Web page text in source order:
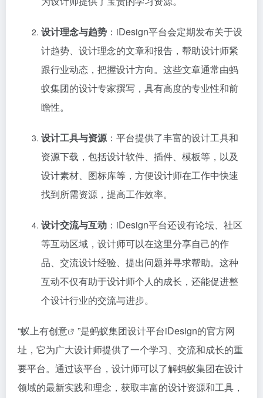
设计理念与趋势 ：iDesign平台会定期发布关于设
计趋势、设计理念的文章和报告，帮助设计师紧
跟行业动态，把握设计方向。这些文章通常由蚂
蚁集团的设计专家撰写，具有高度的专业性和前
瞻性。
设计工具与资源：平台提供了丰富的设计工具和
资源下载，包括设计软件、插件、模板等，以及
设计素材、图标库等，方便设计师在工作中快速
找到所需资源，提高工作效率。
设计交流与互动 ：iDesign平台还设有论坛、社区
等互动区域，设计师可以在这里分享自己的作
品、交流设计经验、提出问题并寻求帮助。这种
互动不仅有助于设计师个人的成长，还能促进整
个设计行业的交流与进步。
“蚁上有创意
”是蚂蚁集团设计平台iDesign的官方网
址，它为广大设计师提供了一个学习、交流和成长的重
要平台。通过该平台，设计师可以了解蚂蚁集团在设计
领域的最新实践和理念，获取丰富的设计资源和工具，